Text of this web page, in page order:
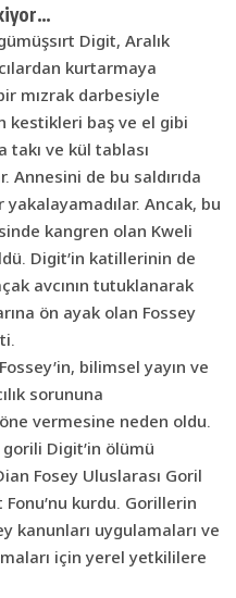
Digit, Aralık
kurtarmaya
mızrak darbesiyle
kestikleri baş ve el gibi
takı ve kül tablası
Annesini de bu saldırıda
yakalayamadılar. Ancak, bu
kangren olan Kweli
Digit’in katillerinin de
avcının tutuklanarak
ön ayak olan Fossey
bilimsel yayın ve
sorununa
vermesine neden oldu.
Digit’in ölümü
Fosey Uluslarası Goril
kurdu. Gorillerin
kanunları uygulamaları ve
için yerel yetkililere